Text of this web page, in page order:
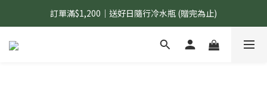
國內$899免運｜加LINE好友領70元優惠券
訂單滿$1,200｜送好日隨行冷水瓶 (贈完為止)
國內$899免運｜加LINE好友領70元優惠券